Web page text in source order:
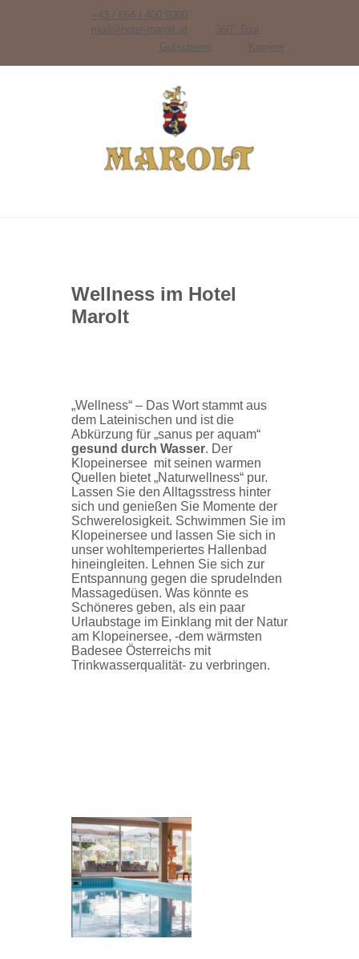
+43 / 664 / 400 9000
mail@hotel-marolt.at
360° Tour
Karriere
Gutscheine
Wellness im Hotel
Marolt
„Wellness“ – Das Wort stammt aus
dem Lateinischen und ist die
Abkürzung für „sanus per aquam“
gesund durch Wasser. Der
Klopeinersee mit seinen warmen
Quellen bietet „Naturwellness“ pur.
Lassen Sie den Alltagsstress hinter
sich und genießen Sie Momente der
Schwerelosigkeit. Schwimmen Sie im
Klopeinersee und lassen Sie sich in
unser wohltemperiertes Hallenbad
hineingleiten. Lehnen Sie sich zur
Entspannung gegen die sprudelnden
Massagedüsen. Was könnte es
Schöneres geben, als ein paar
Urlaubstage im Einklang mit der Natur
am Klopeinersee, -dem wärmsten
Badesee Österreichs mit
Trinkwasserqualität- zu verbringen.